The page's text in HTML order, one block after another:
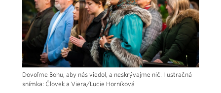
Dovoľme Bohu, aby nás viedol, a neskrývajme nič. Ilustračná
snímka: Človek a Viera/Lucie Horníková